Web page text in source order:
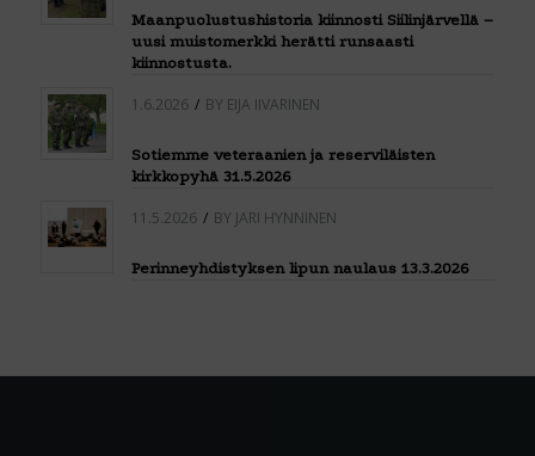
Maanpuolustushistoria kiinnosti Siilinjärvellä –
uusi muistomerkki herätti runsaasti
kiinnostusta.
1.6.2026 / BY EIJA IIVARINEN
Sotiemme veteraanien ja reserviläisten
kirkkopyhä 31.5.2026
11.5.2026 / BY JARI HYNNINEN
Perinneyhdistyksen lipun naulaus 13.3.2026